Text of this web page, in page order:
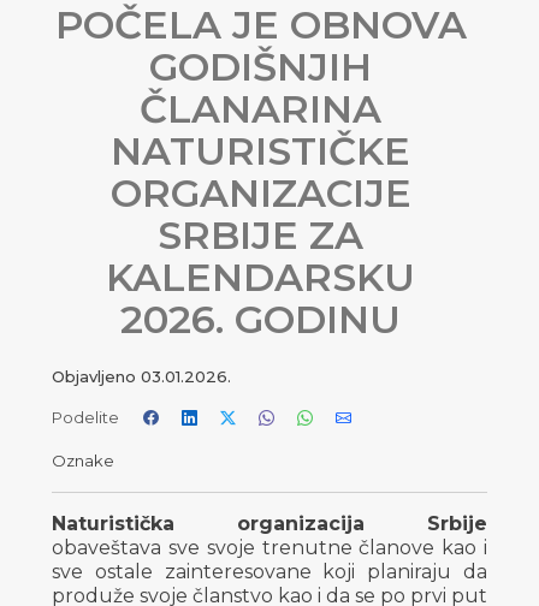
POČELA JE OBNOVA
GODIŠNJIH
ČLANARINA
NATURISTIČKE
ORGANIZACIJE
SRBIJE ZA
KALENDARSKU
2026. GODINU
Objavljeno 03.01.2026.
Podelite
Oznake
Naturistička organizacija Srbije
obaveštava sve svoje trenutne članove kao i
sve ostale zainteresovane koji planiraju da
produže svoje članstvo kao i da se po prvi put